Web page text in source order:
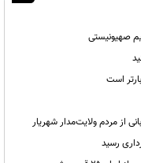
صهیونیستی
است